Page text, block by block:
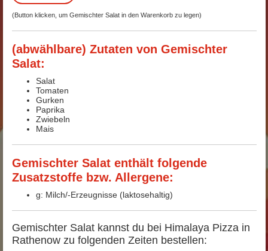
(Button klicken, um Gemischter Salat in den Warenkorb zu legen)
(abwählbare) Zutaten von Gemischter
Salat:
Salat
Tomaten
Gurken
Paprika
Zwiebeln
Mais
Gemischter Salat enthält folgende
Zusatzstoffe bzw. Allergene:
g: Milch/-Erzeugnisse (laktosehaltig)
Gemischter Salat kannst du bei Himalaya Pizza in
Rathenow zu folgenden Zeiten bestellen: